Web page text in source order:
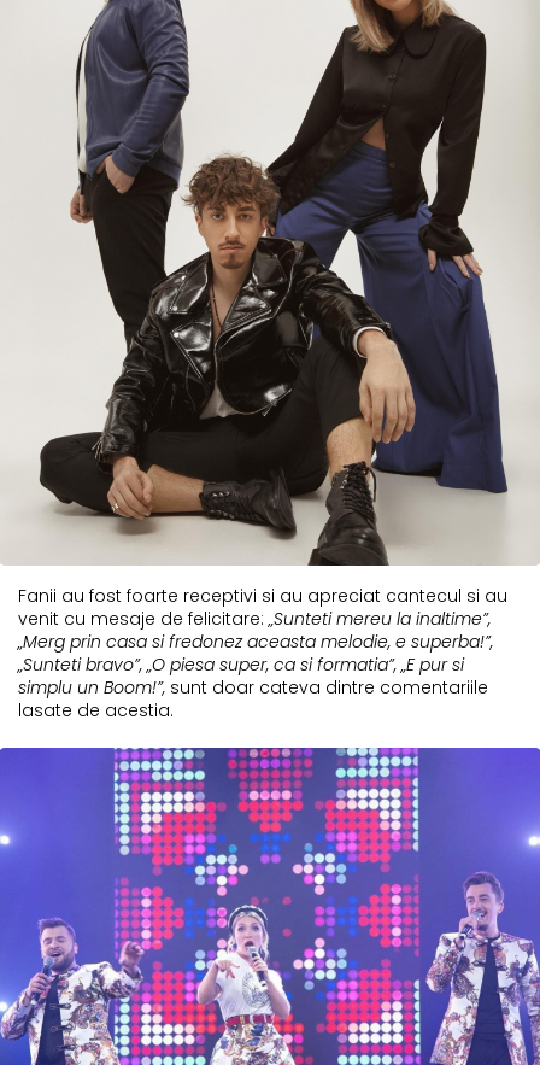
Fanii au fost foarte receptivi si au apreciat cantecul si au
venit cu mesaje de felicitare: „Sunteti mereu la inaltime”,
„Merg prin casa si fredonez aceasta melodie, e superba!”,
„Sunteti bravo”, „O piesa super, ca si formatia”, „E pur si
simplu un Boom!”, sunt doar cateva dintre comentariile
lasate de acestia.